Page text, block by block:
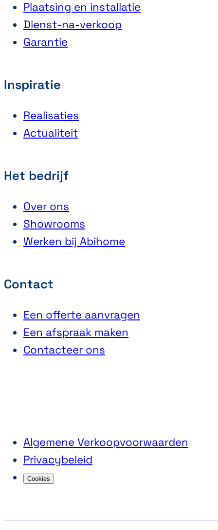
Algemene Verkoopvoorwaarden
Privacybeleid
Cookies
Plaatsing en installatie
Dienst-na-verkoop
Garantie
Inspiratie
Realisaties
Actualiteit
Het bedrijf
Over ons
Showrooms
Werken bij Abihome
Contact
Een offerte aanvragen
Een afspraak maken
Contacteer ons